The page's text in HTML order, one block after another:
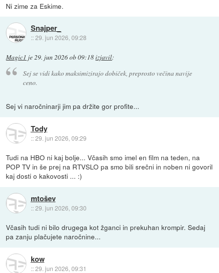
Ni zime za Eskime.
Snajper_
::29. jun 2026, 09:28
Magic1 je29. jun 2026 ob 09:18izjavil:
Sej se vidi kako maksimizirajo dobiček, preprosto večina navije
ceno.
Sej vi naročninarji jim pa držite gor profite...
Tody
::29. jun 2026, 09:29
Tudi na HBO ni kaj bolje... Včasih smo imel en film na teden, na
POP TV in še prej na RTVSLO pa smo bili srečni in noben ni govoril
kaj dosti o kakovosti ... :)
mtošev
::29. jun 2026, 09:30
Včasih tudi ni bilo drugega kot žganci in prekuhan krompir. Sedaj
pa zanju plačujete naročnine...
kow
::29. jun 2026, 09:31